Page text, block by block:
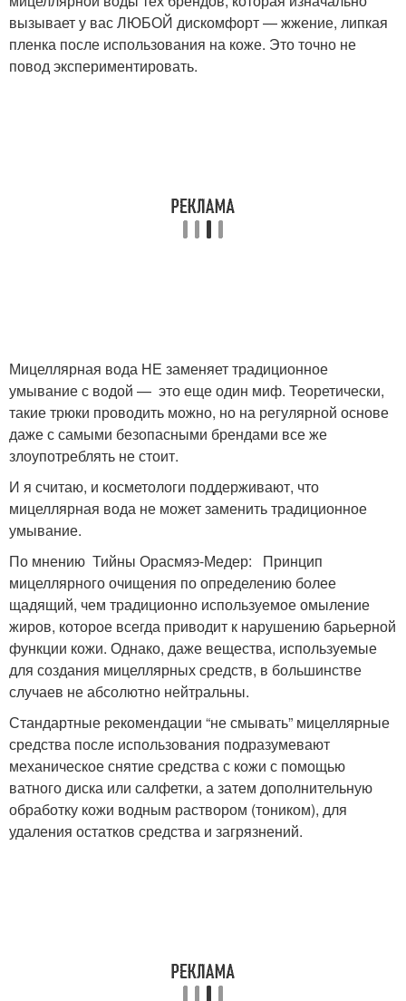
вызывает у вас ЛЮБОЙ дискомфорт — жжение, липкая
пленка после использования на коже. Это точно не
повод экспериментировать.
Мицеллярная вода НЕ заменяет традиционное
умывание с водой — это еще один миф. Теоретически,
такие трюки проводить можно, но на регулярной основе
даже с самыми безопасными брендами все же
злоупотреблять не стоит.
И я считаю, и косметологи поддерживают, что
мицеллярная вода не может заменить традиционное
умывание.
По мнению Тийны Орасмяэ-Медер: Принцип
мицеллярного очищения по определению более
щадящий, чем традиционно используемое омыление
жиров, которое всегда приводит к нарушению барьерной
функции кожи. Однако, даже вещества, используемые
для создания мицеллярных средств, в большинстве
случаев не абсолютно нейтральны.
Стандартные рекомендации “не смывать” мицеллярные
средства после использования подразумевают
механическое снятие средства с кожи с помощью
ватного диска или салфетки, а затем дополнительную
обработку кожи водным раствором (тоником), для
удаления остатков средства и загрязнений.